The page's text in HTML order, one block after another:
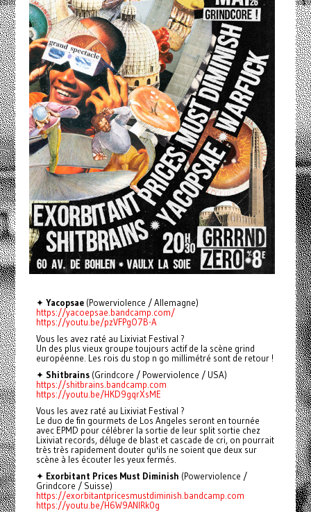
✦ Yacopsae(Powerviolence / Allemagne)
https://yacoepsae.bandcamp.com/
https://youtu.be/pzVFPgO7B-A
Vous les avez raté au Lixiviat Festival ?
Un des plus vieux groupe toujours actif de la scène grind
européenne. Les rois du stop n go millimétré sont de retour !
✦ Shitbrains(Grindcore / Powerviolence / USA)
https://shitbrains.bandcamp.com
https://youtu.be/HKD9gqrXsME
Vous les avez raté au Lixiviat Festival ?
Le duo de fin gourmets de Los Angeles seront en tournée
avec EPMD pour célébrer la sortie de leur split sortie chez
Lixiviat records, déluge de blast et cascade de cri, on pourrait
très très rapidement douter qu'ils ne soient que deux sur
scène à les écouter les yeux fermés.
✦ Exorbitant Prices Must Diminish (Powerviolence /
Grindcore / Suisse)
https://exorbitantpricesmustdiminish.bandcamp.com
https://youtu.be/H6W9ANlRk0g